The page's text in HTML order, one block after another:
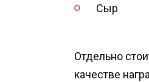
Сыр
Отдельно
качестве